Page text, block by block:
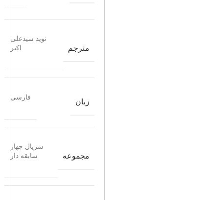
مترجم
نوید سیدعلی
اکبر
زبان
فارسی
مجموعه
سریال چهار
سابقه دار